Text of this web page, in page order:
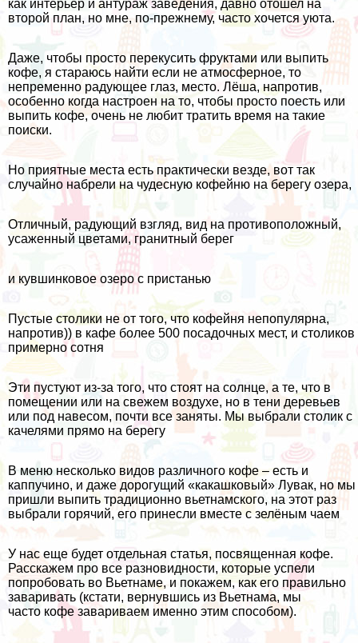
как интерьер и антураж заведения, давно отошел на
второй план, но мне, по-прежнему, часто хочется уюта.
Даже, чтобы просто перекусить фруктами или выпить
кофе, я стараюсь найти если не атмосферное, то
непременно радующее глаз, место. Лёша, напротив,
особенно когда настроен на то, чтобы просто поесть или
выпить кофе, очень не любит тратить время на такие
поиски.
Но приятные места есть практически везде, вот так
случайно набрели на чудесную кофейню на берегу озера,
Отличный, радующий взгляд, вид на противоположный,
усаженный цветами, гранитный берег
и кувшинковое озеро с пристанью
Пустые столики не от того, что кофейня непопулярна,
напротив)) в кафе более 500 посадочных мест, и столиков
примерно сотня
Эти пустуют из-за того, что стоят на солнце, а те, что в
помещении или на свежем воздухе, но в тени деревьев
или под навесом, почти все заняты. Мы выбрали столик с
качелями прямо на берегу
В меню несколько видов различного кофе – есть и
каппучино, и даже дорогущий «какашковый» Лувак, но мы
пришли выпить традиционно вьетнамского, на этот раз
выбрали горячий, его принесли вместе с зелёным чаем
У нас еще будет отдельная статья, посвященная кофе.
Расскажем про все разновидности, которые успели
попробовать во Вьетнаме, и покажем, как его правильно
заваривать (кстати, вернувшись из Вьетнама, мы
часто кофе завариваем именно этим способом).